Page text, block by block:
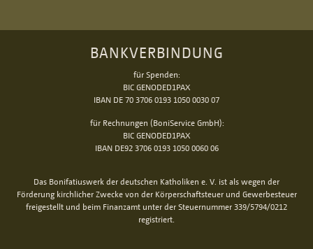
BANKVERBINDUNG
für Spenden:
BIC GENODED1PAX
IBAN DE 70 3706 0193 1050 0030 07
für Rechnungen (BoniService GmbH):
BIC GENODED1PAX
IBAN DE92 3706 0193 1050 0060 06
Das Bonifatiuswerk der deutschen Katholiken e. V. ist als wegen der
Förderung kirchlicher Zwecke von der Körperschaftsteuer und Gewerbesteuer
freigestellt und beim Finanzamt unter der Steuernummer 339/5794/0212
registriert.